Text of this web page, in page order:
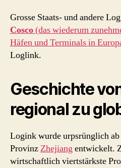
Grosse Staats- und andere
Cosco(das wiederum
Häfen und Terminals in
Loglink.
Geschichte
regional zu
Logink wurde urpsrünglich
ProvinzZhejiangentwickelt.
wirtschaftlich viertstärkste